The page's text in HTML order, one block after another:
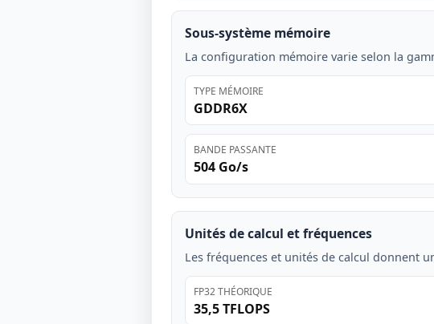
Sous-système mémoire
La configuration mémoire varie selon la
TYPE MÉMOIRE
GDDR6X
BANDE PASSANTE
504 Go/s
Unités de calcul et fréquences
Les fréquences et unités de calcul donnent
FP32 THÉORIQUE
35,5 TFLOPS